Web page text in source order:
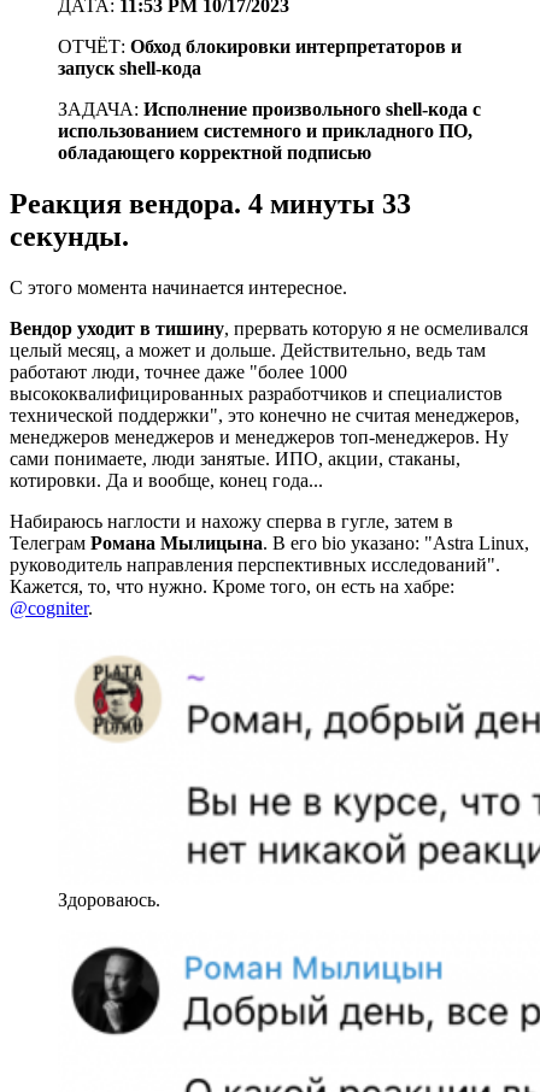
ДАТА: 11:53 PM 10/17/2023
ОТЧЁТ: Обход блокировки интерпретаторов и
запуск shell-кода
ЗАДАЧА: Исполнение произвольного shell-кода с
использованием системного и прикладного ПО,
обладающего корректной подписью
Реакция вендора. 4 минуты 33
секунды.
С этого момента начинается интересное.
Вендор уходит в тишину, прервать которую я не осмеливался
целый месяц, а может и дольше. Действительно, ведь там
работают люди, точнее даже "более 1000
высококвалифицированных разработчиков и специалистов
технической поддержки", это конечно не считая менеджеров,
менеджеров менеджеров и менеджеров топ-менеджеров. Ну
сами понимаете, люди занятые. ИПО, акции, стаканы,
котировки. Да и вообще, конец года...
Набираюсь наглости и нахожу сперва в гугле, затем в
Телеграм Романа Мылицына. В его bio указано: "Astra Linux,
руководитель направления перспективных исследований".
Кажется, то, что нужно. Кроме того, он есть на хабре:
@cogniter.
Здороваюсь.